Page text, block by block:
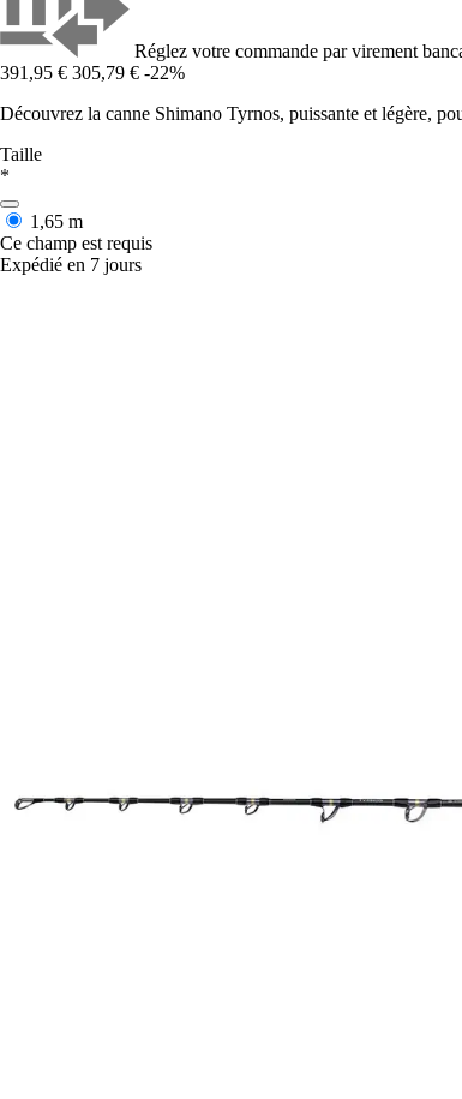
Réglez votre commande par virement
391,95 € 305,79 € -22%
Découvrez la canne Shimano Tyrnos, puissante et légère,
Taille
*
1,65 m
Ce champ est requis
Expédié en 7 jours